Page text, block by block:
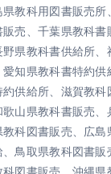
教科用図書販売所
売、千葉県教科
県教科書供給所、
知県教科書特約
供給所、滋賀教
山県教科書販売
科図書販売、広
鳥取県教科図書